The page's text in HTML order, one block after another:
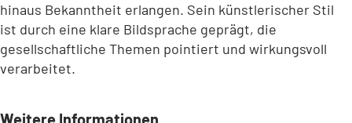
hinaus Bekanntheit erlangen. Sein künstlerischer Stil
ist durch eine klare Bildsprache geprägt, die
gesellschaftliche Themen pointiert und wirkungsvoll
verarbeitet.